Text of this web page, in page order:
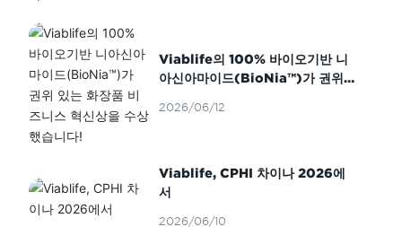
Viablife의 100% 바이오기반 니
아신아마이드(BioNia™)가 권위
상했습니다!
2026/06/12
Viablife, CPHI 차이나 2026에
서
2026/06/10